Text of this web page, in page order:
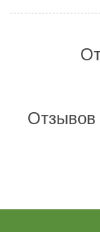
Отзывов